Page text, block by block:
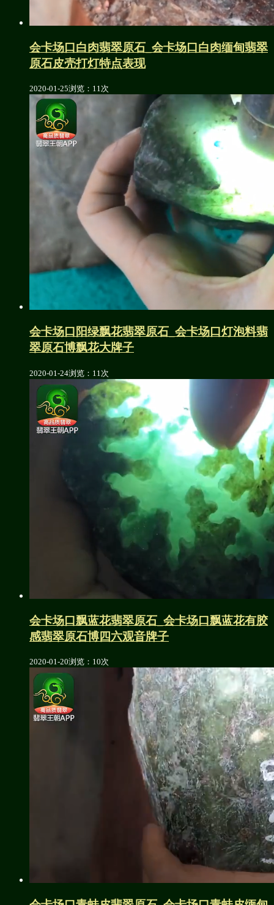
会卡场口白肉翡翠原石_会卡场口白肉缅甸翡翠
原石皮壳打灯特点表现
2020-01-25浏览：11次
会卡场口阳绿飘花翡翠原石_会卡场口灯泡料翡
翠原石博飘花大牌子
2020-01-24浏览：11次
会卡场口飘蓝花翡翠原石_会卡场口飘蓝花有胶
感翡翠原石博四六观音牌子
2020-01-20浏览：10次